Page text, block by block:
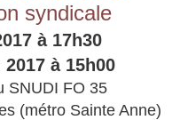
syndicale
à 17h30
à 15h00
SNUDI FO 35
(métro Sainte Anne)